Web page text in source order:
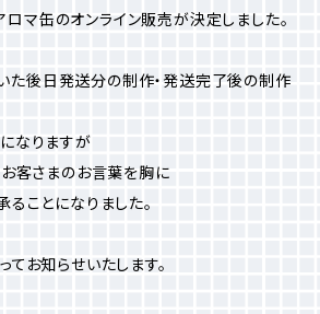
マ缶のオンライン販売が決定しました。
た後日発送分の制作・発送完了後の制作
なりますが
お客さまのお言葉を胸に
ることになりました。
てお知らせいたします。